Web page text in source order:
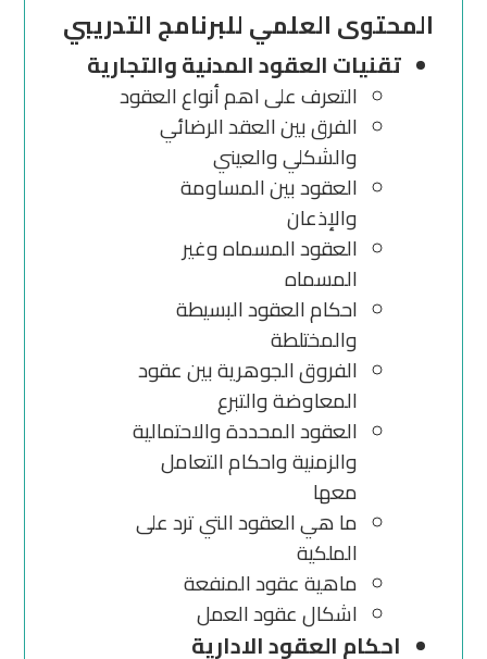
المحتوى العلمي للبرنامج التدريبي
تقنيات العقود المدنية والتجارية
التعرف على اهم أنواع العقود
الفرق بين العقد الرضائي
والشكلي والعيني
العقود بين المساومة
والإذعان
العقود المسماه وغير
المسماه
احكام العقود البسيطة
والمختلطة
الفروق الجوهرية بين عقود
المعاوضة والتبرع
العقود المحددة والاحتمالية
والزمنية واحكام التعامل
معها
ما هي العقود التي ترد على
الملكية
ماهية عقود المنفعة
اشكال عقود العمل
احكام العقود الادارية